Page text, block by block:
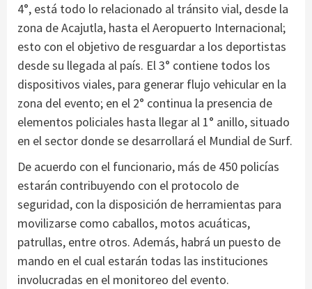
4°, está todo lo relacionado al tránsito vial, desde la
zona de Acajutla, hasta el Aeropuerto Internacional;
esto con el objetivo de resguardar a los deportistas
desde su llegada al país. El 3° contiene todos los
dispositivos viales, para generar flujo vehicular en la
zona del evento; en el 2° continua la presencia de
elementos policiales hasta llegar al 1° anillo, situado
en el sector donde se desarrollará el Mundial de Surf.
De acuerdo con el funcionario, más de 450 policías
estarán contribuyendo con el protocolo de
seguridad, con la disposición de herramientas para
movilizarse como caballos, motos acuáticas,
patrullas, entre otros. Además, habrá un puesto de
mando en el cual estarán todas las instituciones
involucradas en el monitoreo del evento.